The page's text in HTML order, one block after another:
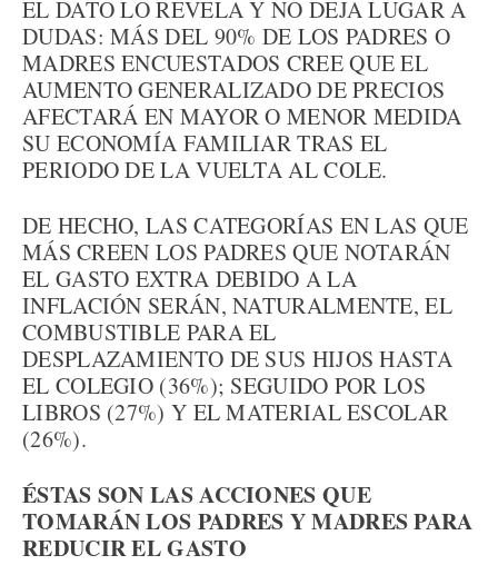
EL DATO LO REVELA Y NO DEJA LUGAR A
DUDAS: MÁS DEL 90% DE LOS PADRES O
MADRES ENCUESTADOS CREE QUE EL
AUMENTO GENERALIZADO DE PRECIOS
AFECTARÁ EN MAYOR O MENOR MEDIDA
SU ECONOMÍA FAMILIAR TRAS EL
PERIODO DE LA VUELTA AL COLE.
DE HECHO, LAS CATEGORÍAS EN LAS QUE
MÁS CREEN LOS PADRES QUE NOTARÁN
EL GASTO EXTRA DEBIDO A LA
INFLACIÓN SERÁN, NATURALMENTE, EL
COMBUSTIBLE PARA EL
DESPLAZAMIENTO DE SUS HIJOS HASTA
EL COLEGIO (36%); SEGUIDO POR LOS
LIBROS (27%) Y EL MATERIAL ESCOLAR
(26%).
ÉSTAS SON LAS ACCIONES QUE
TOMARÁN LOS PADRES Y MADRES PARA
REDUCIR EL GASTO